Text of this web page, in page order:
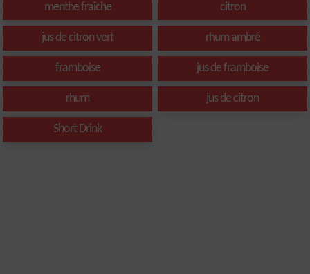
menthe fraîche citron
jus de citron vert rhum ambré
framboise jus de framboise
rhum jus de citron
Short Drink